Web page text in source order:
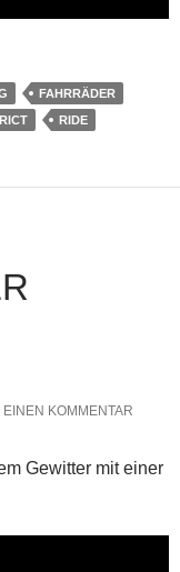
FAHRRÄDER
RIDE
KOMMENTAR
Gewitter mit einer